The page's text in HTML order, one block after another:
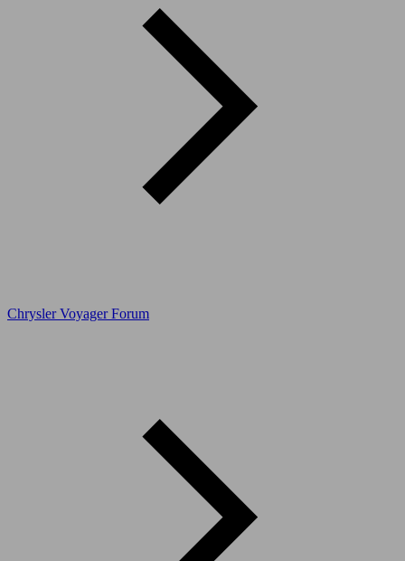
Chrysler Voyager Forum